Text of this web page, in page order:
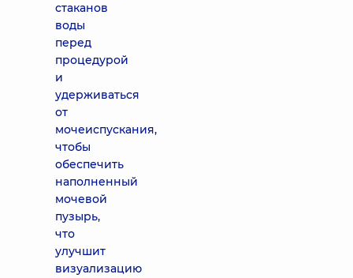
стаканов
воды
перед
процедурой
и
удерживаться
от
мочеиспускания,
чтобы
обеспечить
наполненный
мочевой
пузырь,
что
улучшит
визуализацию